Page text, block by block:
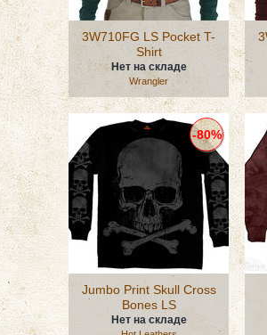
3W710FG LS Pocket T-
Shirt
Нет на складе
Wrangler
Jumbo Print Skull Cross
Bones LS
Нет на складе
-80%